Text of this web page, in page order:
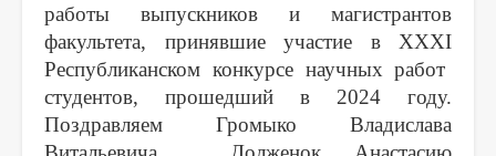
работы выпускников и магистрантов
факультета, принявшие участие в XXXI
Республиканском конкурсе научных работ
студентов, прошедший в 2024 году.
Поздравляем Громыко Владислава